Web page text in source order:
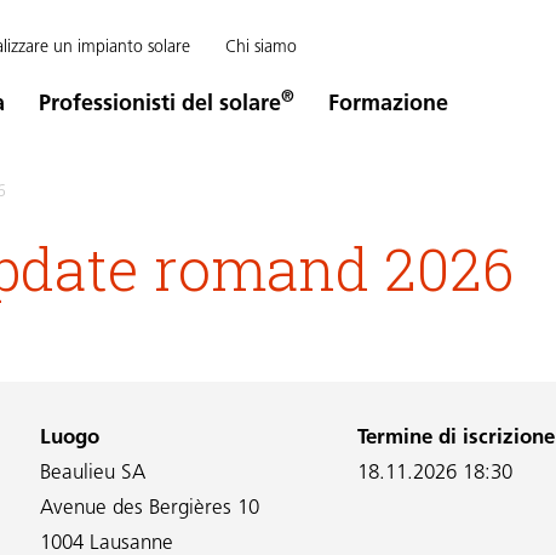
un impianto solare Chi siamo
Professionisti del solare® Formazione
romand 2026
Luogo
Beaulieu SA
Avenue des Bergières 10
1004 Lausanne
Termine di iscrizione
18.11.2026 18:30